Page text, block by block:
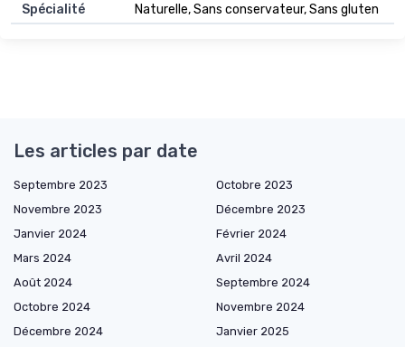
Spécialité Naturelle, Sans conservateur, Sans gluten
Les articles par date
Septembre 2023
Octobre 2023
Novembre 2023
Décembre 2023
Janvier 2024
Février 2024
Mars 2024
Avril 2024
Août 2024
Septembre 2024
Octobre 2024
Novembre 2024
Décembre 2024
Janvier 2025